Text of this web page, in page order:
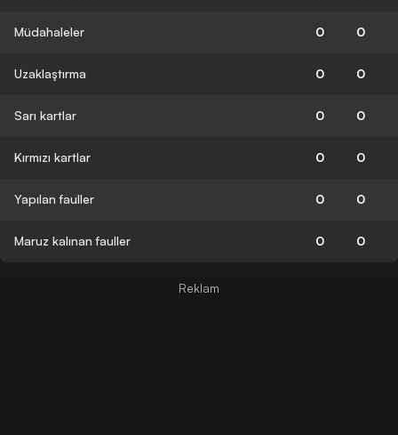
Müdahaleler 0 0
Uzaklaştırma 0 0
Sarı kartlar 0 0
Kırmızı kartlar 0 0
Yapılan fauller 0 0
Maruz kalınan fauller 0 0